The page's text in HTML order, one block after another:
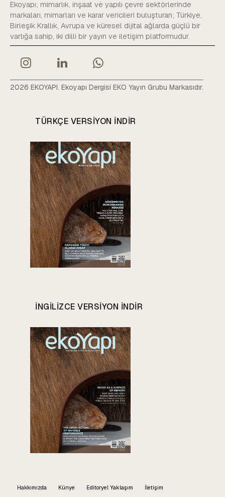
Ekoyapı; mimarlık, inşaat ve yapılı çevre sektörlerinde
markaları, mimarları ve karar vericileri buluşturan; Türkiye,
Birleşik Krallık, Avrupa ve küresel dijital ağlarda güçlü bir
varlığa sahip, iki dilli bir yayın ve iletişim platformudur.
2026 EKOYAPI. Ekoyapı Dergisi EKO Yayın Grubu Markasıdır.
TÜRKÇE VERSIYON INDIR
INGILIZCE VERSIYON INDIR
Hakkımızda Künye Editoryel Yaklaşım İletişim